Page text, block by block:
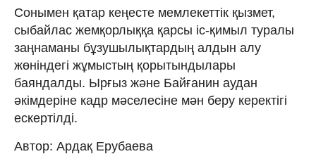
Сонымен қатар кеңесте мемлекеттік қызмет,
сыбайлас жемқорлыққа қарсы іс-қимыл туралы
заңнаманы бұзушылықтардың алдын алу
жөніндегі жұмыстың қорытындылары
баяндалды. Ырғыз және Байғанин аудан
әкімдеріне кадр мәселесіне мән беру керектігі
ескертілді.
Автор: Ардақ Ерубаева